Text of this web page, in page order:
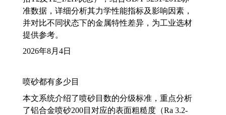
准数据，详细分析其力学性能指标及影响因素，
并对比不同状态下的金属特性差异，为工业选材
提供参考。
2026年8月4日
喷砂都有多少目
本文系统介绍了喷砂目数的分级标准，重点分析
了铝合金喷砂200目对应的表面粗糙度（Ra 3.2-